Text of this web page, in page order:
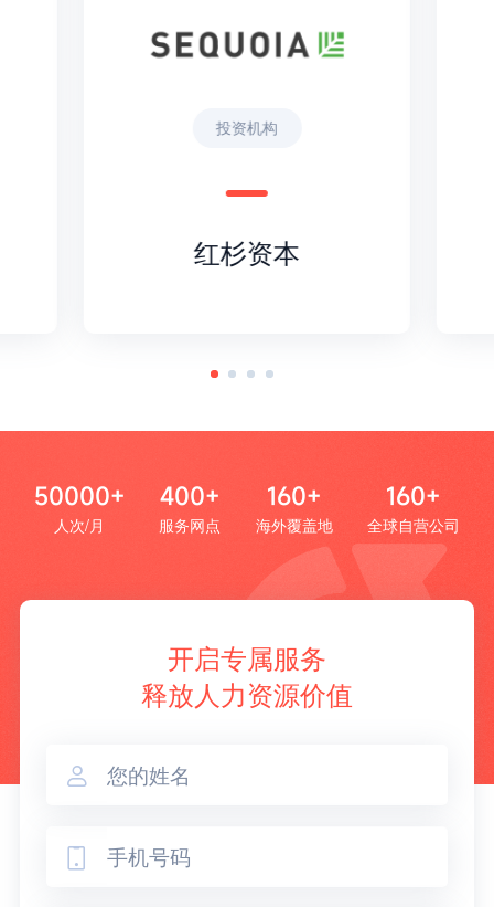
投资机构
红杉资本
50000+
人次/月
400+
服务网点
160+
海外覆盖地
160+
全球自营公司
开启专属服务
释放人力资源价值

